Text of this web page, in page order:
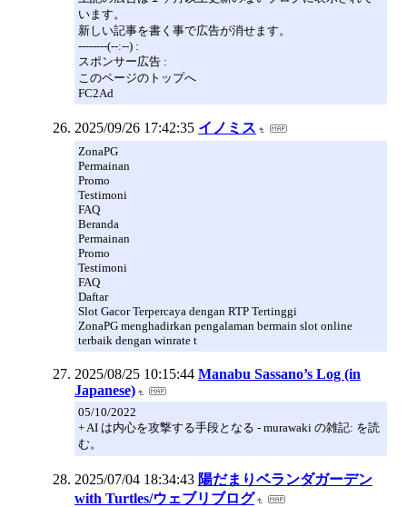
います。
新しい記事を書く事で広告が消せます。
--------(--:--) :
スポンサー広告 :
このページのトップへ
FC2Ad
2025/09/26 17:42:35 イノミス
ZonaPG
Permainan
Promo
Testimoni
FAQ
Beranda
Permainan
Promo
Testimoni
FAQ
Daftar
Slot Gacor Terpercaya dengan RTP Tertinggi
ZonaPG menghadirkan pengalaman bermain slot online
terbaik dengan winrate t
2025/08/25 10:15:44 Manabu Sassano’s Log (in
Japanese)
05/10/2022
+ AI は内心を攻撃する手段となる - murawaki の雑記: を読
む。
2025/07/04 18:34:43 陽だまりベランダガーデン
with Turtles/ウェブリブログ